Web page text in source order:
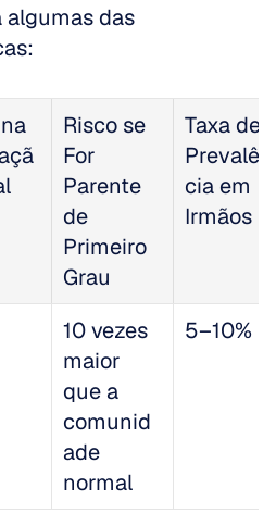
algumas das
Risco se
For
Parente
de
Primeiro
Grau
Taxa de
Prevalên
cia em
Irmãos
10 vezes
maior
que a
comunid
ade
normal
5–10%